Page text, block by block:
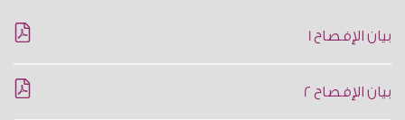
بيان الإفصاح 1
بيان الإفصاح 2